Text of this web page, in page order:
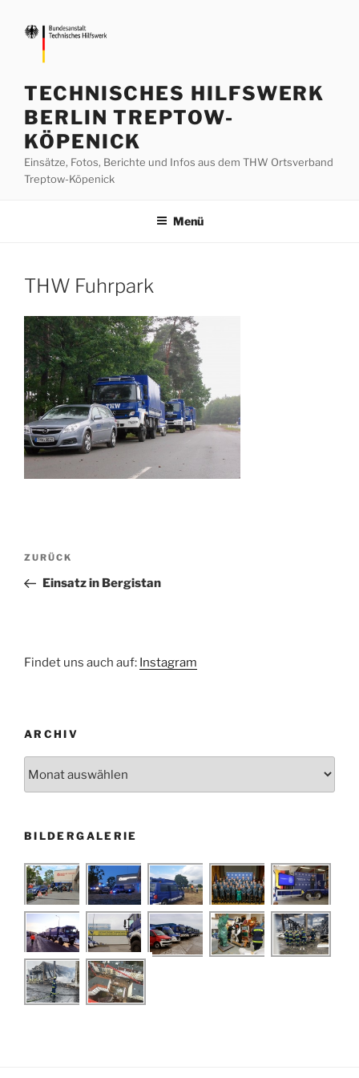
Inhalt
springen
TECHNISCHES HILFSWERK
BERLIN TREPTOW-
KÖPENICK
Einsätze, Fotos, Berichte und Infos aus dem THW Ortsverband
Treptow-Köpenick
Menü
THW Fuhrpark
Beitragsnavigation
Vorheriger
Beitrag
ZURÜCK
Einsatz in Bergistan
Findet uns auch auf: Instagram
ARCHIV
BILDERGALERIE